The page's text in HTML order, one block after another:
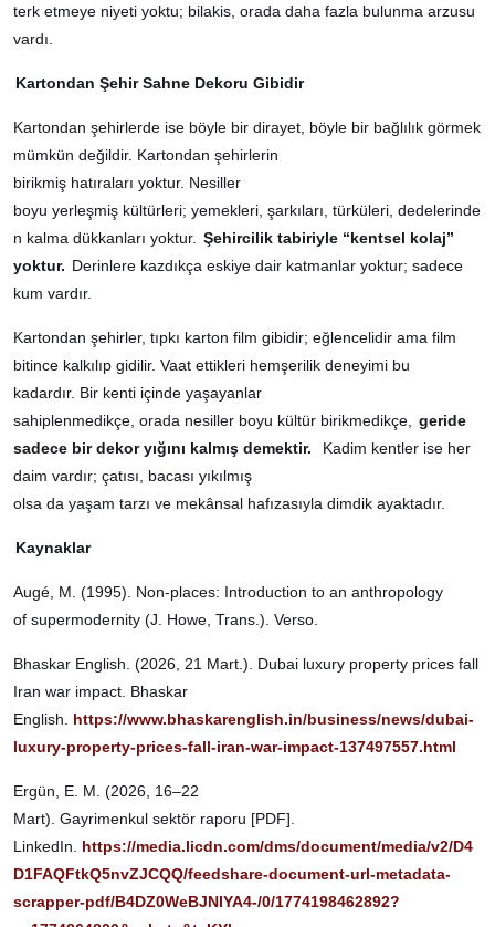
terk etmeye niyeti yoktu; bilakis, orada daha fazla bulunma arzusu
vardı.
Kartondan Şehir Sahne Dekoru Gibidir
Kartondan şehirlerde ise böyle bir dirayet, böyle bir bağlılık görmek
mümkün değildir. Kartondan şehirlerin
birikmiş hatıraları yoktur. Nesiller
boyu yerleşmiş kültürleri; yemekleri, şarkıları, türküleri, dedelerinde
n kalma dükkanları yoktur. Şehircilik tabiriyle “kentsel kolaj”
yoktur. Derinlere kazdıkça eskiye dair katmanlar yoktur; sadece
kum vardır.
Kartondan şehirler, tıpkı karton film gibidir; eğlencelidir ama film
bitince kalkılıp gidilir. Vaat ettikleri hemşerilik deneyimi bu
kadardır. Bir kenti içinde yaşayanlar
sahiplenmedikçe, orada nesiller boyu kültür birikmedikçe,
geride
sadece bir dekor yığını kalmış demektir.
Kadim kentler ise her
daim vardır; çatısı, bacası yıkılmış
olsa da yaşam tarzı ve mekânsal hafızasıyla dimdik ayaktadır.
Kaynaklar
Augé, M. (1995). Non-places: Introduction to an anthropology
of supermodernity (J. Howe, Trans.). Verso.
Bhaskar English. (2026, 21 Mart.). Dubai luxury property prices fall
Iran war impact. Bhaskar
English. https://www.bhaskarenglish.in/business/news/dubai-
luxury-property-prices-fall-iran-war-impact-137497557.html
Ergün, E. M. (2026, 16–22
Mart). Gayrimenkul sektör raporu [PDF].
LinkedIn. https://media.licdn.com/dms/document/media/v2/D4
D1FAQFtkQ5nvZJCQQ/feedshare-document-url-metadata-
scrapper-pdf/B4DZ0WeBJNIYA4-/0/1774198462892?